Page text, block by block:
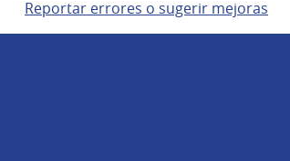
Reportar errores o sugerir mejoras